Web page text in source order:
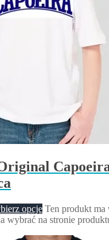
opcje Ten produkt
wybrać na stronie